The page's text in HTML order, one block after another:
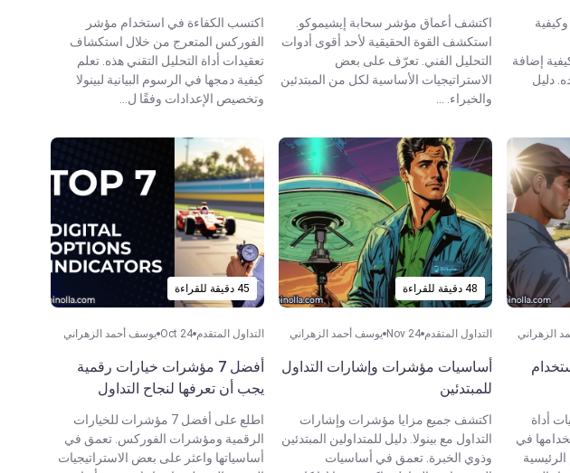
إضافة
دليل
اكتشف أعماق مؤشر سحابة إيشيموكو.
استكشف القوة الحقيقية لأحد أقوى أدوات
التحليل الفني. تعرّف على بعض
الاستراتيجيات الأساسية لكل من المبتدئين
والخبراء. ...
اكتسب الكفاءة في استخدام مؤشر
الفوركس المتعرج من خلال استكشاف
تعقيدات أداة التحليل التقني هذه. تعلم
كيفية دمجها في الرسوم البيانية لبينولا
وتخصيص الإعدادات وفقًا ل...
الزهراني
أداة
في
48 دقيقة للقراءة
التداول المتقدم Nov 24 يوسف أحمد الزهراني
أساسيات مؤشرات وإشارات التداول
للمبتدئين
اكتشف جميع مزايا مؤشرات وإشارات
التداول مع بينولا. دليل للمتداولين المبتدئين
وذوي الخبرة. تعمق في أساسيات
45 دقيقة للقراءة
التداول المتقدم Oct 24 يوسف أحمد الزهراني
أفضل 7 مؤشرات خيارات رقمية
يجب أن تعرفها لنجاح التداول
اطلع على أفضل 7 مؤشرات للخيارات
الرقمية ومؤشرات الفوركس. تعمق في
أساسياتها واعثر على بعض الاستراتيجيات